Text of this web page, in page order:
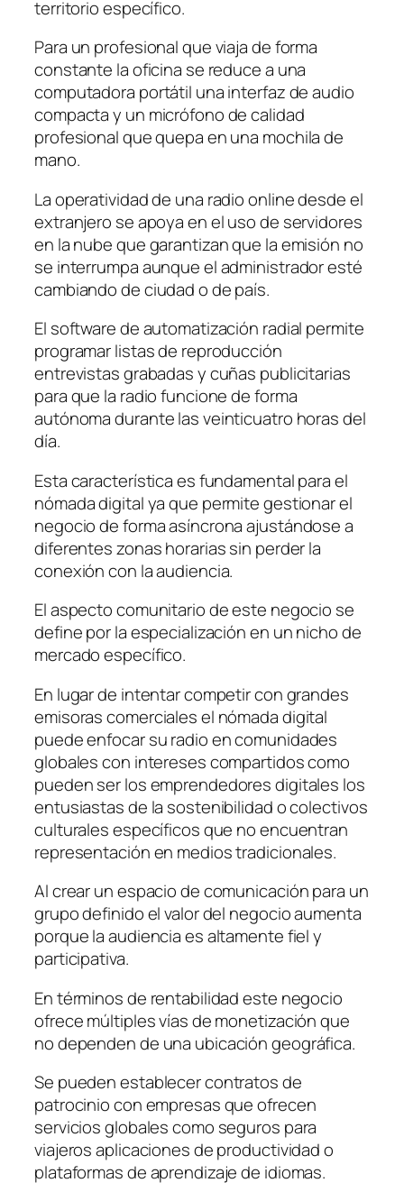
territorio específico.
Para un profesional que viaja de forma
constante la oficina se reduce a una
computadora portátil una interfaz de audio
compacta y un micrófono de calidad
profesional que quepa en una mochila de
mano.
La operatividad de una radio online desde el
extranjero se apoya en el uso de servidores
en la nube que garantizan que la emisión no
se interrumpa aunque el administrador esté
cambiando de ciudad o de país.
El software de automatización radial permite
programar listas de reproducción
entrevistas grabadas y cuñas publicitarias
para que la radio funcione de forma
autónoma durante las veinticuatro horas del
día.
Esta característica es fundamental para el
nómada digital ya que permite gestionar el
negocio de forma asíncrona ajustándose a
diferentes zonas horarias sin perder la
conexión con la audiencia.
El aspecto comunitario de este negocio se
define por la especialización en un nicho de
mercado específico.
En lugar de intentar competir con grandes
emisoras comerciales el nómada digital
puede enfocar su radio en comunidades
globales con intereses compartidos como
pueden ser los emprendedores digitales los
entusiastas de la sostenibilidad o colectivos
culturales específicos que no encuentran
representación en medios tradicionales.
Al crear un espacio de comunicación para un
grupo definido el valor del negocio aumenta
porque la audiencia es altamente fiel y
participativa.
En términos de rentabilidad este negocio
ofrece múltiples vías de monetización que
no dependen de una ubicación geográfica.
Se pueden establecer contratos de
patrocinio con empresas que ofrecen
servicios globales como seguros para
viajeros aplicaciones de productividad o
plataformas de aprendizaje de idiomas.